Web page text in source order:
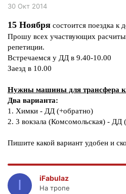
30 Окт 2014
15 Ноября состоится поездка к
Прошу всех участвующих
репетиции.
Встречаемся у ДД в 9.40-10.00
Заезд в 10.00
Нужны машины для трансфера
Два варианта:
1. Химки - ДД (+обратно)
2. 3 вокзала (Комсомольская) - ДД
Пишите какой вариант удобен и
I iFabulaz
На тропе